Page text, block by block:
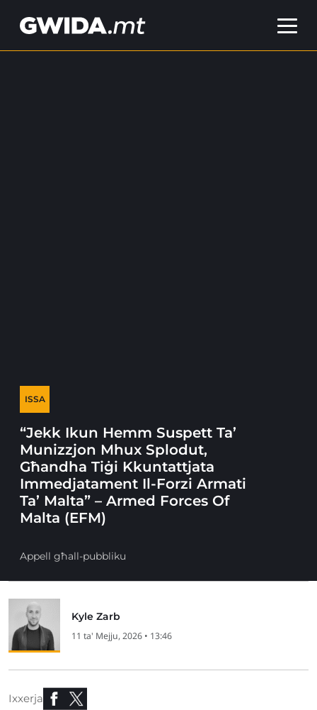
ISSA
“Jekk Ikun Hemm Suspett Ta’
Munizzjon Mhux Splodut,
Għandha Tiġi Kkuntattjata
Immedjatament Il-Forzi Armati
Ta’ Malta” – Armed Forces Of
Malta (EFM)
Appell għall-pubbliku
Kyle Zarb
11 ta' Mejju, 2026 • 13:46
Ixxerja